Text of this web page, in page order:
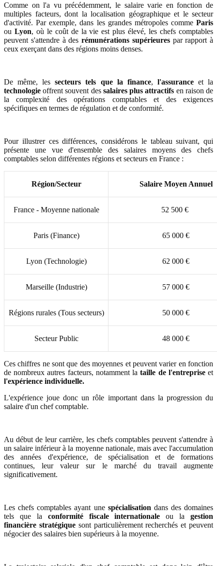
Comme on l'a vu précédemment, le salaire varie en fonction de
multiples facteurs, dont la localisation géographique et le secteur
d'activité. Par exemple, dans les grandes métropoles comme Paris
ou Lyon, où le coût de la vie est plus élevé, les chefs comptables
peuvent s'attendre à des rémunérations supérieures par rapport à
ceux exerçant dans des régions moins denses.
De même, lessecteurs tels que la finance, l'assurance et la
technologieoffrent souvent des salaires plus attractifs en raison de
la complexité des opérations comptables et des exigences
spécifiques en termes de régulation et de conformité.
Pour illustrer ces différences, considérons le tableau suivant, qui
présente une vue d'ensemble des salaires moyens des chefs
comptables selon différentes régions et secteurs en France :
Région/Secteur Salaire Moyen Annuel
France - Moyenne nationale 52 500 €
Paris (Finance) 65 000 €
Lyon (Technologie) 62 000 €
Marseille (Industrie) 57 000 €
Régions rurales (Tous secteurs) 50 000 €
Secteur Public 48 000 €
Ces chiffres ne sont que des moyennes et peuvent varier en fonction
de nombreux autres facteurs, notamment lataille de l'entrepriseet
l'expérience individuelle.
L'expérience joue donc un rôle important dans la progression du
salaire d'un chef comptable.
Au début de leur carrière, les chefs comptables peuvent s'attendre à
un salaire inférieur à la moyenne nationale, mais avec l'accumulation
des années d'expérience, de spécialisation et de formations
continues, leur valeur sur le marché du travail augmente
significativement.
Les chefs comptables ayant une spécialisation dans des domaines
tels que la conformité fiscale internationale ou la gestion
financière stratégique sont particulièrement recherchés et peuvent
négocier des salaires bien supérieurs à la moyenne.